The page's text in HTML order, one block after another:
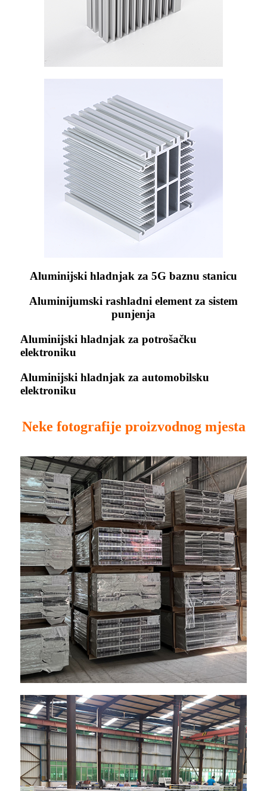
Aluminijski hladnjak za 5G baznu stanicu
Aluminijumski rashladni element za sistem
punjenja
Aluminijski hladnjak za potrošačku
elektroniku
Aluminijski hladnjak za automobilsku
elektroniku
Neke fotografije proizvodnog mjesta